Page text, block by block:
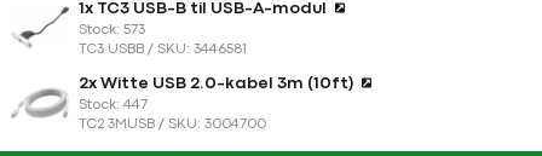
1x TC3 USB-B til USB-A-modul
Stock: 573
TC3 USBB / SKU: 3446581
2x Witte USB 2.0-kabel 3m (10ft)
Stock: 447
TC2 3MUSB / SKU: 3004700